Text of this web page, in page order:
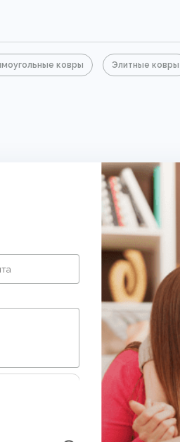
ковры Элитные ковры